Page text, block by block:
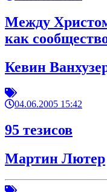
Между
как
Кевин
04.06.2005 15:42
95 тезисов
Мартин Лютер